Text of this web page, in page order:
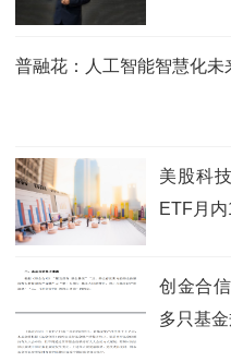
普融花：人工智能智慧化未
美股科
ETF月
创金合
多只基